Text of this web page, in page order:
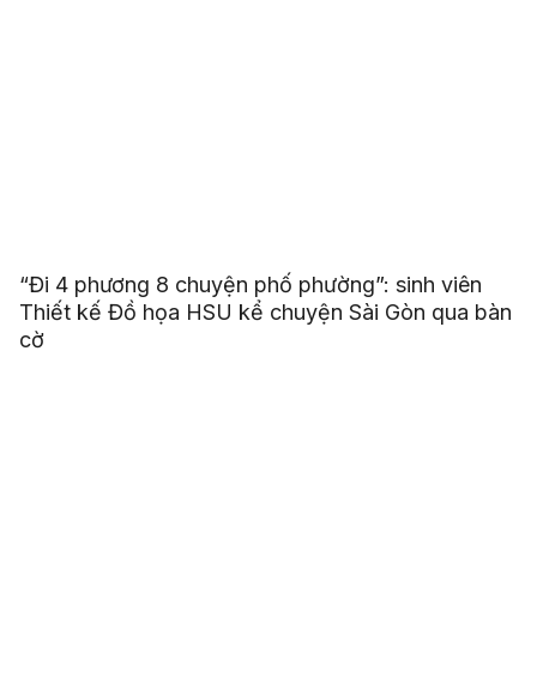
“Đi 4 phương 8 chuyện phố phường”: sinh viên
Thiết kế Đồ họa HSU kể chuyện Sài Gòn qua bàn
cờ